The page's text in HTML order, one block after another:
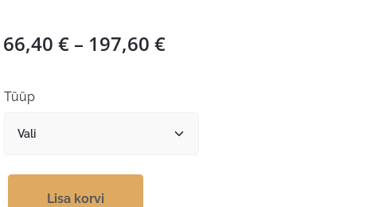
66,40 € – 197,60 €Hinnavahemik:
Tüüp
Lisa korvi